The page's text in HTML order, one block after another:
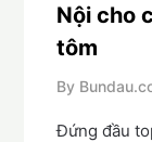
Nội cho
tôm
By
Đứng đầu